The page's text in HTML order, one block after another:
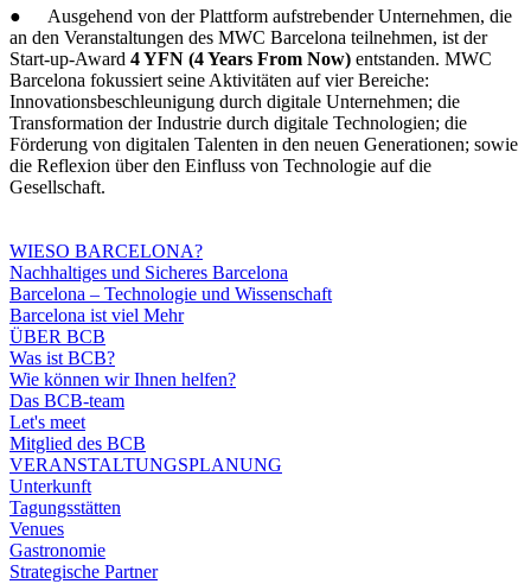
●
Ausgehend von der Plattform aufstrebender Unternehmen, die
an den Veranstaltungen des MWC Barcelona teilnehmen, ist der
Start-up-Award 4 YFN (4 Years From Now) entstanden. MWC
Barcelona fokussiert seine Aktivitäten auf vier Bereiche:
Innovationsbeschleunigung durch digitale Unternehmen; die
Transformation der Industrie durch digitale Technologien; die
Förderung von digitalen Talenten in den neuen Generationen; sowie
die Reflexion über den Einfluss von Technologie auf die
Gesellschaft.
WIESO BARCELONA?
Nachhaltiges und Sicheres Barcelona
Barcelona – Technologie und Wissenschaft
Barcelona ist viel Mehr
ÜBER BCB
Was ist BCB?
Wie können wir Ihnen helfen?
Das BCB-team
Let's meet
Mitglied des BCB
VERANSTALTUNGSPLANUNG
Unterkunft
Tagungsstätten
Venues
Gastronomie
Strategische Partner